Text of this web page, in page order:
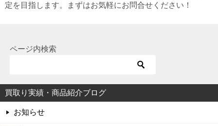
定を目指します。まずはお気軽にお問合せください！
ページ内検索
買取り実績・商品紹介ブログ
お知らせ